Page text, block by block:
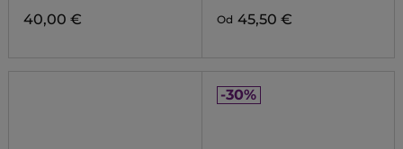
40,00 € Od 45,50 €
-30%